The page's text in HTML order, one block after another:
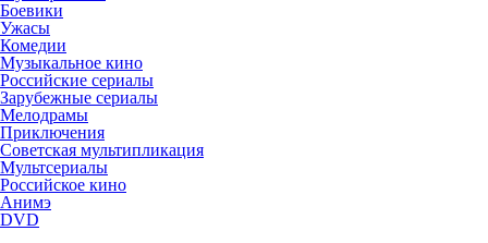
Боевики
Ужасы
Комедии
Музыкальное кино
Российские сериалы
Зарубежные сериалы
Мелодрамы
Приключения
Советская мультипликация
Мультсериалы
Российское кино
Анимэ
DVD